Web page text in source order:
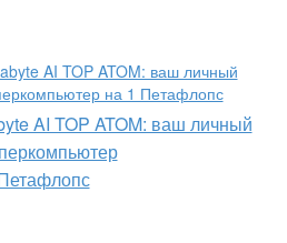
AI TOP ATOM: ваш личный